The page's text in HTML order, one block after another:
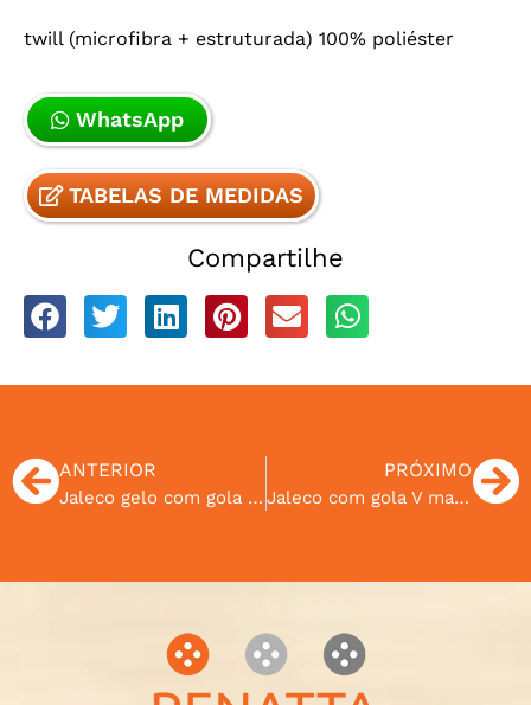
twill (microfibra + estruturada) 100% poliéster
WhatsApp
TABELAS DE MEDIDAS
Compartilhe
ANTERIOR
Jaleco gelo com gola Smokink
PRÓXIMO
Jaleco com gola V marinho